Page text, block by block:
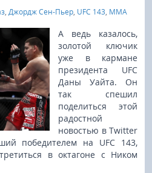
, Джордж Сен-Пьер, UFC 143, MMA
А ведь казалось,
золотой ключик
уже в кармане
президента UFC
Даны Уайта. Он
так спешил
поделиться этой
радостной
новостью в Twitter
победителем на UFC 143,
в октагоне с Ником